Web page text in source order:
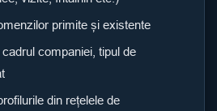
primite și existente
companiei, tipul de
din rețelele de